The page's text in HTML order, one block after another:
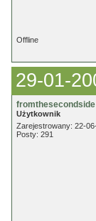
Offline
29-01-
fromthesecondside
Użytkownik
Zarejestrowany: 22-
Posty: 291